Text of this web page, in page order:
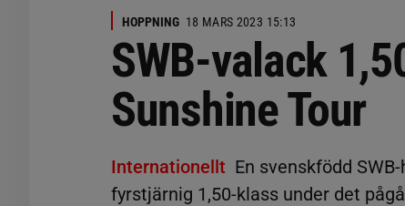
HOPPNING 18 MARS 2023 15:13
SWB-valack
Sunshine Tour
Internationellt En svenskfödd
fyrstjärnig 1,50-klass under det